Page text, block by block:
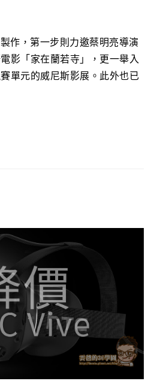
作，第一步則力邀蔡明亮導演
影「家在蘭若寺」，更一舉入
單元的威尼斯影展。此外也已